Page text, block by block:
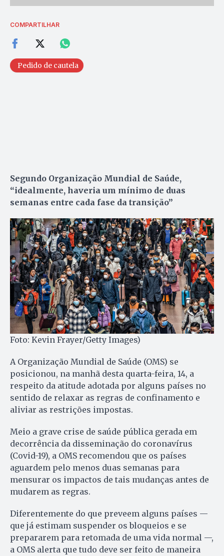
COMPARTILHAR
Pedido de cautela
Segundo Organização Mundial de Saúde,
“idealmente, haveria um mínimo de duas
semanas entre cada fase da transição”
Foto: Kevin Frayer/Getty Images)
A Organização Mundial de Saúde (OMS) se
posicionou, na manhã desta quarta-feira, 14, a
respeito da atitude adotada por alguns países no
sentido de relaxar as regras de confinamento e
aliviar as restrições impostas.
Meio a grave crise de saúde pública gerada em
decorrência da disseminação do coronavírus
(Covid-19), a OMS recomendou que os países
aguardem pelo menos duas semanas para
mensurar os impactos de tais mudanças antes de
mudarem as regras.
Diferentemente do que preveem alguns países —
que já estimam suspender os bloqueios e se
prepararem para retomada de uma vida normal —,
a OMS alerta que tudo deve ser feito de maneira